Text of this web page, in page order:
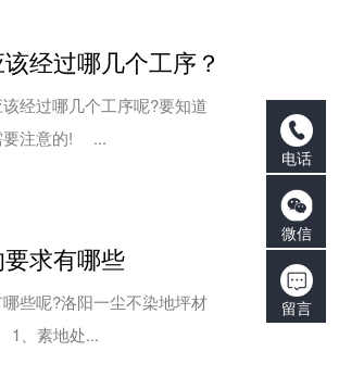
经过哪几个工序？
经过哪几个工序呢?要知道
要注意的! ...
求有哪些
些呢?洛阳一尘不染地坪材
、素地处...
电话
微信
留言